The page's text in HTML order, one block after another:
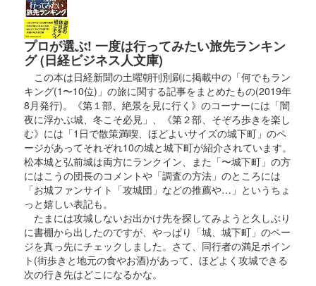
江戸城 御城印 お城EXPO 2022来場記念
販売終了
お城EXPO 2022の会場で販売された御城印
江戸城 御城印 大嘗宮参観記念版
販売終了
「江戸城」の文字は太田道灌の子孫である太田資暁氏による揮
毫。江戸城天守を再建する会主催の大嘗宮参観ツアー受付にて参
加者限定で販売された。
江戸城 御城印 登城記念版
プロが選ぶ! 一度は行ってみたい旅先ランキン
グ (日経ビジネス人文庫)
この本は日経新聞の土曜朝刊別刷に掲載中の「何でもラン
キング(1〜10位)」の旅に関する記事をまとめたもの(2019年
8月発行)。《第１部、絶景を見に行く》のコーナーには「闇
夜に浮かぶ城、冬こそ必見」、《第２部、そぞろ歩きを楽し
む》には「1日で散策満喫、ほどよいサイズの城下町」のペ
ージがあってそれぞれ10の城と城下町が紹介されています。
松本城と弘前城は両方にランクイン、また「〜城下町」の方
にはこうの団長のコメントや「調査の方法」のところには
「お城ファンサイト「攻城団」などの推薦や…」というちょ
っと嬉しい表記も。
たまには攻城しないお出かけ先を探してみようと久しぶり
に書棚から出したのですが、やっぱり「城、城下町」のペー
ジを真っ先にチェックしました。さて、同行者の満足ポイン
ト(街歩きと地元の食やお酒)があって、ほどよく攻城できる
次の行き先はどこになるかな。